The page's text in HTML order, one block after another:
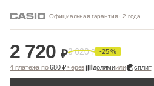
Официальная гарантия · 2 года
2 720 ₽3 620₽ -25 %
4 платежа по680 ₽через долямиили сплит